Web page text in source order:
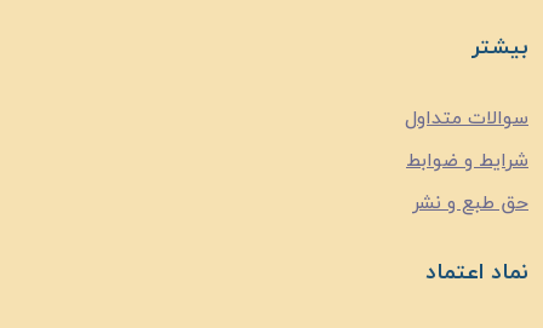
بیشتر
سوالات متداول
شرایط و ضوابط
حق طبع و نشر
نماد اعتماد